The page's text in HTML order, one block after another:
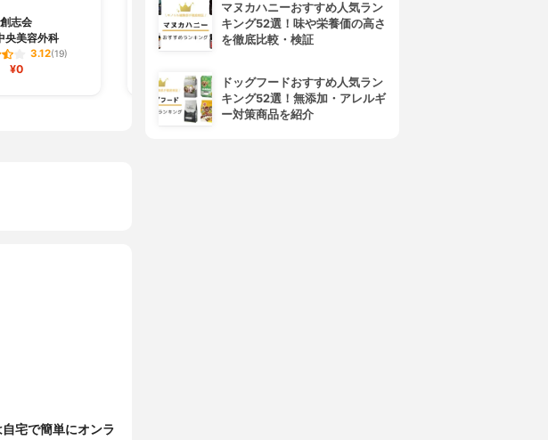
創志会
央美容外科
3.12(19)
¥0
明顔会
id美容クリニック(美容整形)
宅で簡単にオンラ
マヌカハニーおすすめ人気ラン
キング52選！味や栄養価の高さ
を徹底比較・検証
ドッグフードおすすめ人気ラン
キング52選！無添加・アレルギ
ー対策商品を紹介